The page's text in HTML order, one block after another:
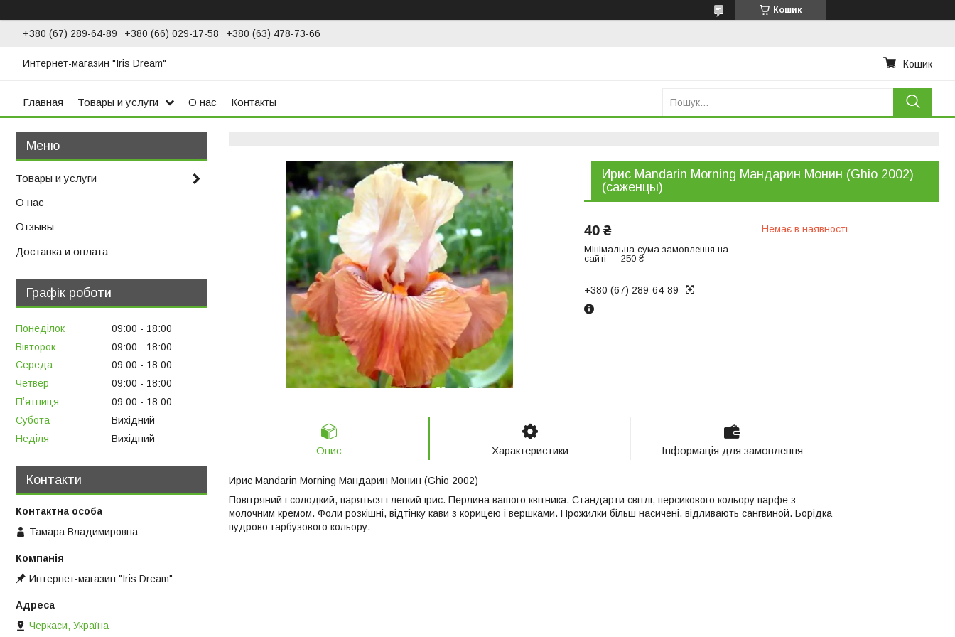
Кошик
+380 (67) 289-64-89 +380 (66) 029-17-58 +380 (63) 478-73-66
Интернет-магазин "Iris Dream" Кошик
Главная Товары и услуги О нас Контакты
Ирис Mandarin Morning Мандарин Монин (Ghio 2002)
(саженцы)
40 ₴
Мінімальна сума замовлення на
сайті — 250 ₴
Немає в наявності
+380 (67) 289-64-89
Опис Характеристики Інформація для замовлення
Ирис Mandarin Morning Мандарин Монин (Ghio 2002)
Повітряний і солодкий, паряться і легкий ірис. Перлина вашого квітника. Стандарти світлі, персикового кольору парфе з
молочним кремом. Фоли розкішні, відтінку кави з корицею і вершками. Прожилки більш насичені, відливають сангвиной. Борідка
пудрово-гарбузового кольору.
Товары и услуги
О нас
Отзывы
Доставка и оплата
Графік роботи
Понеділок 09:00
18:00
Вівторок
09:00
18:00
Середа
09:00
18:00
Четвер
09:00
18:00
Пʼятниця
09:00
18:00
Субота
Вихідний
Неділя
Вихідний
Контакти
Тамара Владимировна
Интернет-магазин "Iris Dream"
Черкаси, Україна